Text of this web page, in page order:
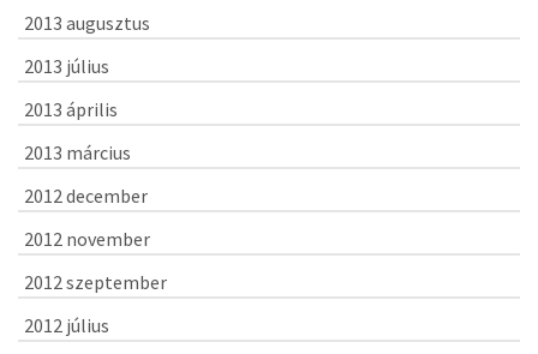
2013 augusztus
2013 július
2013 április
2013 március
2012 december
2012 november
2012 szeptember
2012 július